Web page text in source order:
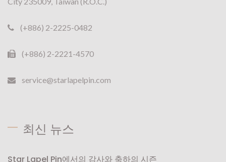
(+886) 2-2225-0482
(+886) 2-2221-4570
service@starlapelpin.com
최신 뉴스
Star Lapel Pin에서의 감사와 축하의 시즌